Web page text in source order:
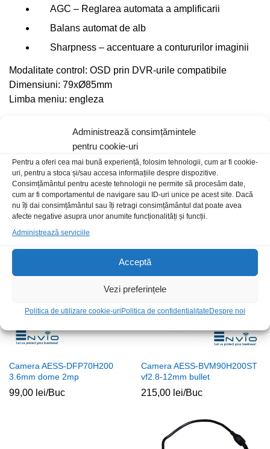
Administrează consimțămintele
pentru cookie-uri
Pentru a oferi cea mai bună experiență, folosim tehnologii, cum ar fi cookie-
uri, pentru a stoca și/sau accesa informațiile despre dispozitive.
Consimțământul pentru aceste tehnologii ne permite să procesăm date,
cum ar fi comportamentul de navigare sau ID-uri unice pe acest site. Dacă
nu îți dai consimțământul sau îți retragi consimțământul dat poate avea
afecte negative asupra unor anumite funcționalități și funcții.
Administrează serviciile
Acceptă
Vezi preferințele
Politica de utilizare cookie-uriPolitica de confidentialitateDespre noi
AGC – Reglarea automata a amplificarii
Balans automat de alb
Sharpness – accentuare a contururilor imaginii
Modalitate control: OSD prin DVR-urile compatibile
Dimensiuni: 79xØ85mm
Limba meniu: engleza
Produse recomandate
Camera AESS-DFP70H200
3.6mm dome 2mp
99,00 lei/Buc
Camera AESS-BVM90H200ST
vf2.8-12mm bullet
215,00 lei/Buc